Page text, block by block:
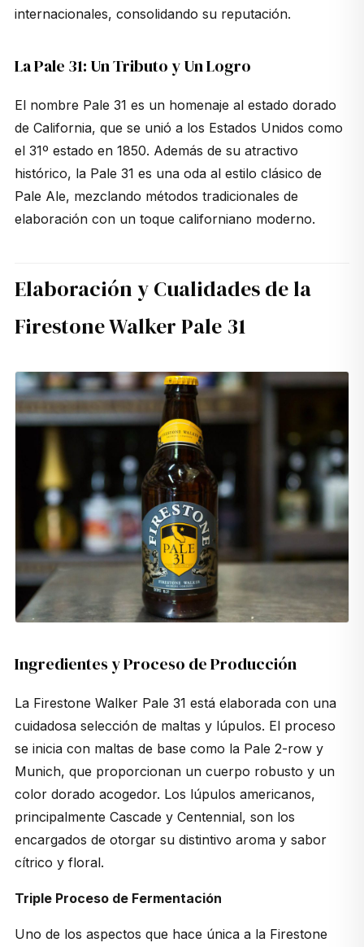
internacionales, consolidando su reputación.
La Pale 31: Un Tributo y Un Logro
El nombre Pale 31 es un homenaje al estado dorado
de California, que se unió a los Estados Unidos como
el 31º estado en 1850. Además de su atractivo
histórico, la Pale 31 es una oda al estilo clásico de
Pale Ale, mezclando métodos tradicionales de
elaboración con un toque californiano moderno.
Elaboración y Cualidades de la
Firestone Walker Pale 31
Ingredientes y Proceso de Producción
La Firestone Walker Pale 31 está elaborada con una
cuidadosa selección de maltas y lúpulos. El proceso
se inicia con maltas de base como la Pale 2-row y
Munich, que proporcionan un cuerpo robusto y un
color dorado acogedor. Los lúpulos americanos,
principalmente Cascade y Centennial, son los
encargados de otorgar su distintivo aroma y sabor
cítrico y floral.
Triple Proceso de Fermentación
Uno de los aspectos que hace única a la Firestone